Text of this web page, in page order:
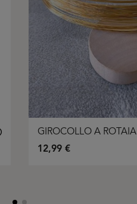
GIROCOLLO A ROTAIA
12,99 €